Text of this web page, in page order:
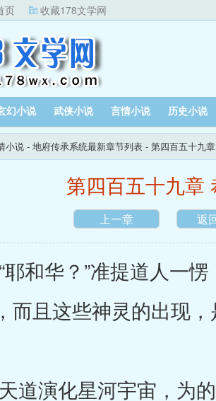
页 收藏178文学网
幻小说 武侠小说 言情小说 历史小说
小说 - 地府传承系统最新章节列表 - 第四百五十九
第四百五十九章
上一章 返
华？”准提道人一愣
而且这些神灵的出现
演化星河宇宙，为的